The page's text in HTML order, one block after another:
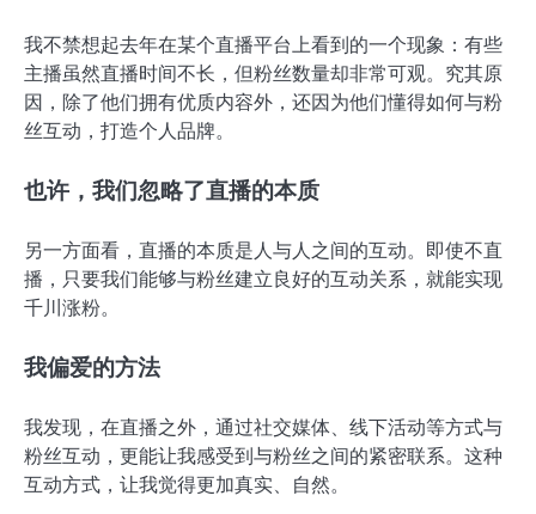
我不禁想起去年在某个直播平台上看到的一个现象：有些
主播虽然直播时间不长，但粉丝数量却非常可观。究其原
因，除了他们拥有优质内容外，还因为他们懂得如何与粉
丝互动，打造个人品牌。
也许，我们忽略了直播的本质
另一方面看，直播的本质是人与人之间的互动。即使不直
播，只要我们能够与粉丝建立良好的互动关系，就能实现
千川涨粉。
我偏爱的方法
我发现，在直播之外，通过社交媒体、线下活动等方式与
粉丝互动，更能让我感受到与粉丝之间的紧密联系。这种
互动方式，让我觉得更加真实、自然。